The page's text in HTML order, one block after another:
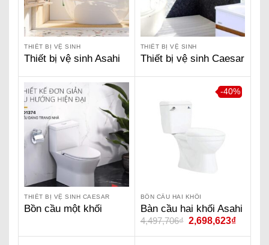
THIẾT BỊ VỆ SINH
Thiết bị vệ sinh Asahi
THIẾT BỊ VỆ SINH
Thiết bị vệ sinh Caesar
THIẾT BỊ VỆ SINH CAESAR
Bồn cầu một khối
-40%
BỒN CẦU HAI KHỐI
Bàn cầu hai khối Asahi
Eito AS200
4,497,706₫ 2,698,623₫